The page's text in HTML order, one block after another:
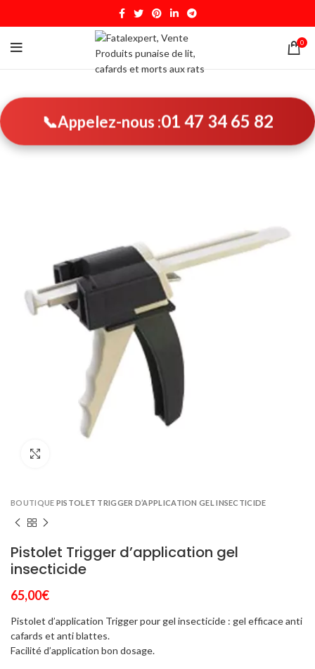
0
📞Appelez-nous :01 47 34 65 82
BOUTIQUE PISTOLET TRIGGER D’APPLICATION GEL INSECTICIDE
Pistolet Trigger d’application gel
insecticide
65,00€
Pistolet d’application Trigger pour gel insecticide : gel efficace anti
cafards et anti blattes.
Facilité d’application bon dosage.